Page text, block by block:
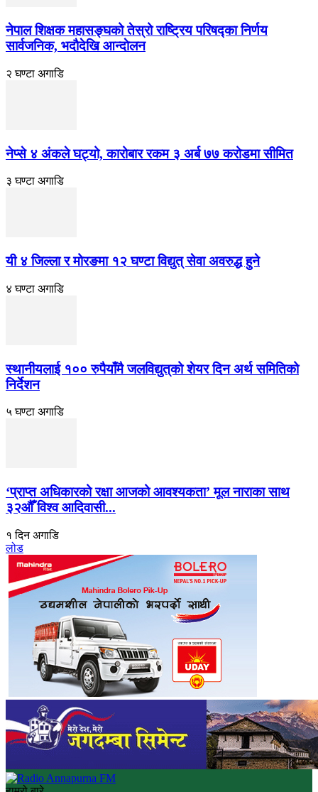
नेपाल शिक्षक महासङ्घको तेस्रो राष्ट्रिय परिषद्का निर्णय
सार्वजनिक, भदाैदेखि आन्दाेलन
२ घण्टा अगाडि
नेप्से ४ अंकले घट्यो, कारोबार रकम ३ अर्ब ७७ करोडमा सीमित
३ घण्टा अगाडि
यी ४ जिल्ला र मोरङमा १२ घण्टा विद्युत् सेवा अवरुद्ध हुने
४ घण्टा अगाडि
स्थानीयलाई १०० रुपैयाँमै जलविद्युत्‌को शेयर दिन अर्थ समितिको
निर्देशन
५ घण्टा अगाडि
‘प्राप्त अधिकारको रक्षा आजको आवश्यकता’ मूल नाराका साथ
३२औँ विश्व आदिवासी...
१ दिन अगाडि
लोड